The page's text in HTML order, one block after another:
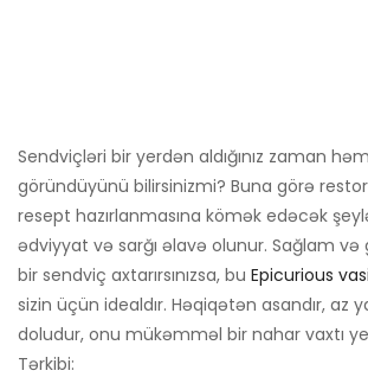
Sendviçləri bir yerdən aldığınız zaman
göründüyünü bilirsinizmi? Buna görə
resept hazırlanmasına kömək edəcək
ədviyyat və sarğı əlavə olunur. Sağlam
bir sendviç axtarırsınızsa, bu Epicurious
sizin üçün idealdır. Həqiqətən asandır, az
doludur, onu mükəmməl bir nahar vaxtı
Tərkibi: